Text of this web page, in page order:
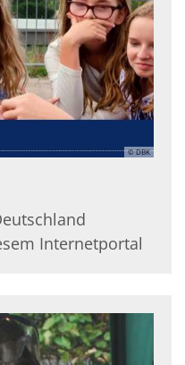
© DBK
Internetportal